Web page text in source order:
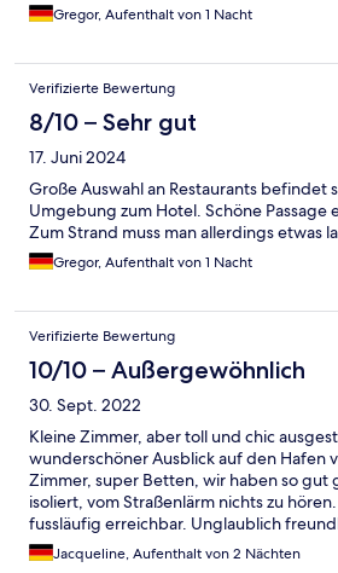
Gregor, Aufenthalt von 1 Nacht
Verifizierte Bewertung
8/10 – Sehr gut
17. Juni 2024
Große Auswahl an Restaurants befindet
Umgebung zum Hotel. Schöne Passage
Zum Strand muss man allerdings etwas
Gregor, Aufenthalt von 1 Nacht
Verifizierte Bewertung
10/10 – Außergewöhnlich
30. Sept. 2022
Kleine Zimmer, aber toll und chic
wunderschöner Ausblick auf den Hafen
Zimmer, super Betten, wir haben so gut
isoliert, vom Straßenlärm nichts zu
fussläufig erreichbar. Unglaublich
Personal. Sonderwünsche (late check
Leckeres Frühstück. Einfach ein tolles
Jacqueline, Aufenthalt von 2 Nächten